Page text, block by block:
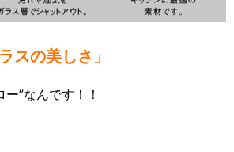
スの美しさ」
”なんです！！